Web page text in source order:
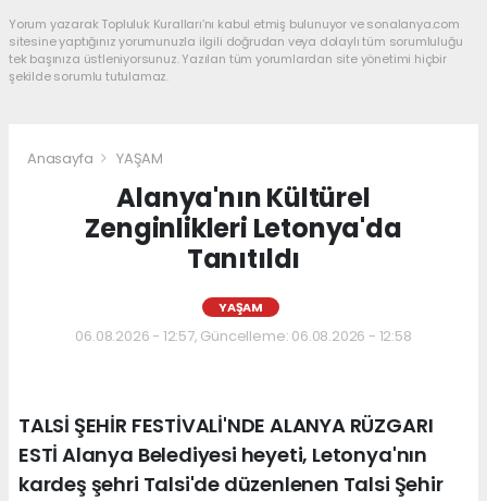
Yorum yazarak Topluluk Kuralları’nı kabul etmiş bulunuyor ve sonalanya.com
sitesine yaptığınız yorumunuzla ilgili doğrudan veya dolaylı tüm sorumluluğu
tek başınıza üstleniyorsunuz. Yazılan tüm yorumlardan site yönetimi hiçbir
şekilde sorumlu tutulamaz.
Anasayfa YAŞAM
Alanya'nın Kültürel
Zenginlikleri Letonya'da
Tanıtıldı
YAŞAM
06.08.2026 - 12:57, Güncelleme: 06.08.2026 - 12:58
TALSİ ŞEHİR FESTİVALİ'NDE ALANYA RÜZGARI
ESTİ Alanya Belediyesi heyeti, Letonya'nın
kardeş şehri Talsi'de düzenlenen Talsi Şehir